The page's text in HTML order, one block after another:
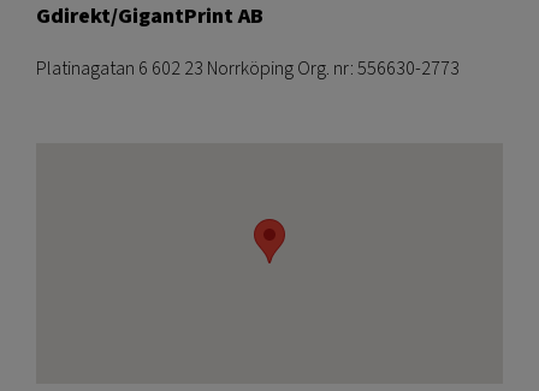
Gdirekt/GigantPrint AB
Platinagatan 6 602 23 Norrköping Org. nr: 556630-2773